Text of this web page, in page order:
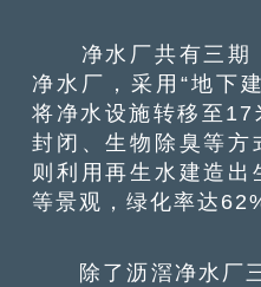
净水厂共有三期
净水厂，采用“地下
将净水设施转移至
封闭、生物除臭等方
则利用再生水建造
等景观，绿化率达
除了沥滘净水厂三